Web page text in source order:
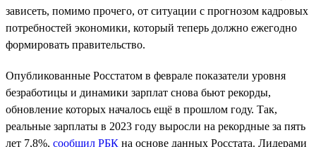
зависеть, помимо прочего, от ситуации с прогнозом кадровых
потребностей экономики, который теперь должно ежегодно
формировать правительство.
Опубликованные Росстатом в феврале показатели уровня
безработицы и динамики зарплат снова бьют рекорды,
обновление которых началось ещё в прошлом году. Так,
реальные зарплаты в 2023 году выросли на рекордные за пять
лет 7,8%, сообщил РБК на основе данных Росстата. Лидерами